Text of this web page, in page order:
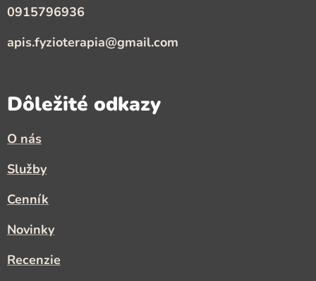
0915796936
apis.fyzioterapia@gmail.com
Dôležité odkazy
O nás
Služby
Cenník
Novinky
Recenzie